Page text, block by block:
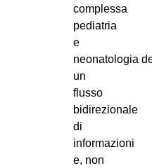
complessa
pediatria
e
neonatologia
un
flusso
bidirezionale
di
informazioni
e, non